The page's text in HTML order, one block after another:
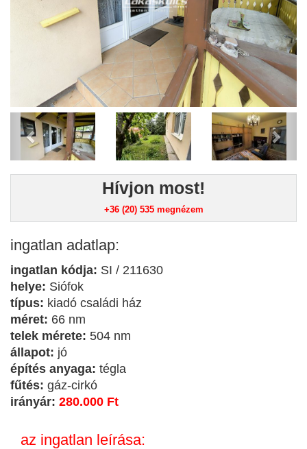
Previous Next
Hívjon most!
+36 (20) 535 megnézem
ingatlan adatlap:
ingatlan kódja: SI / 211630
helye: Siófok
típus: kiadó családi ház
méret: 66 nm
telek mérete: 504 nm
állapot: jó
építés anyaga: tégla
fűtés: gáz-cirkó
irányár: 280.000 Ft
az ingatlan leírása: